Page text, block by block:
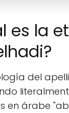
es la
del
en árabe